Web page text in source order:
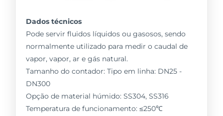
Dados técnicos
Pode servir fluidos líquidos ou gasosos, sendo
normalmente utilizado para medir o caudal de
vapor, vapor, ar e gás natural.
Tamanho do contador: Tipo em linha: DN25 -
DN300
Opção de material húmido: SS304, SS316
Temperatura de funcionamento: ≤250℃